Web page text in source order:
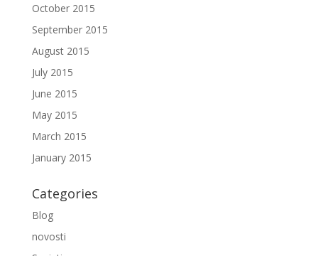
October 2015
September 2015
August 2015
July 2015
June 2015
May 2015
March 2015
January 2015
Categories
Blog
novosti